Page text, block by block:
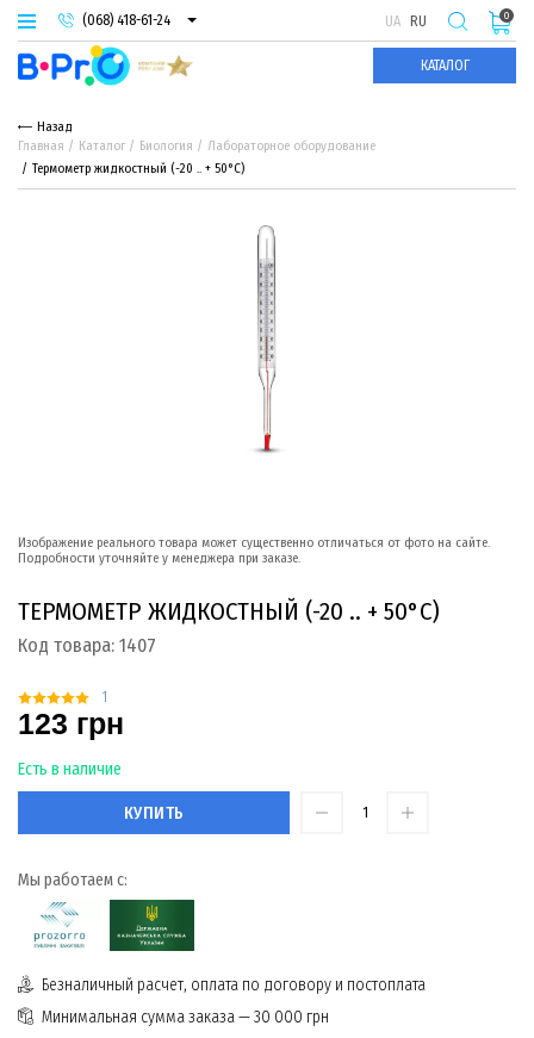
(068) 418-61-24
(093) 974-66-94
(095) 987-29-55
UA RU
КАТАЛОГ
0
Назад
Главная
Каталог Биология
Лабораторное оборудование
Термометр жидкостный (-20 .. + 50°С)
Изображение реального товара может существенно отличаться от фото на сайте.
Подробности уточняйте у менеджера при заказе.
ТЕРМОМЕТР ЖИДКОСТНЫЙ (-20 .. + 50°С)
Код товара: 1407
1
123 грн
Есть в наличие
КУПИТЬ
Мы работаем с:
Безналичный расчет, оплата по договору и постоплата
Минимальная сумма заказа — 30 000 грн